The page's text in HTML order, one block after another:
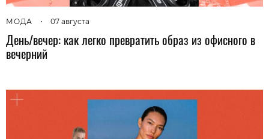
МОДА • 07 августа
День/вечер: как легко превратить образ из офисного в
вечерний